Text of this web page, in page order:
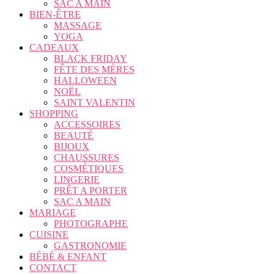
SAC A MAIN
BIEN-ÊTRE
MASSAGE
YOGA
CADEAUX
BLACK FRIDAY
FÊTE DES MÈRES
HALLOWEEN
NOËL
SAINT VALENTIN
SHOPPING
ACCESSOIRES
BEAUTÉ
BIJOUX
CHAUSSURES
COSMÉTIQUES
LINGERIE
PRÊT A PORTER
SAC A MAIN
MARIAGE
PHOTOGRAPHE
CUISINE
GASTRONOMIE
BÉBÉ & ENFANT
CONTACT